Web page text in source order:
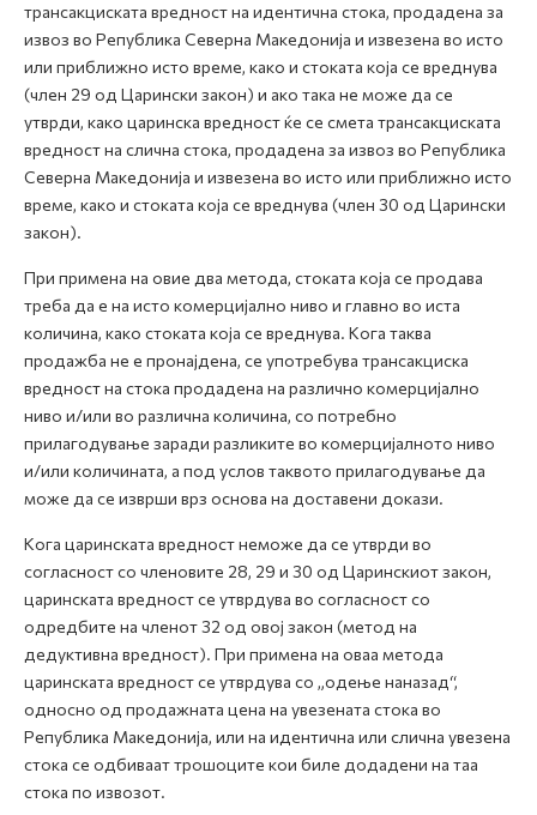
трансакциската вредност на идентична стока, продадена за
извоз во Република Северна Македонија и извезена во исто
или приближно исто време, како и стоката која се вреднува
(член 29 од Царински закон) и ако така не може да се
утврди, како царинска вредност ќе се смета трансакциската
вредност на слична стока, продадена за извоз во Република
Северна Македонија и извезена во исто или приближно исто
време, како и стоката која се вреднува (член 30 од Царински
закон).
При примена на овие два метода, стоката која се продава
треба да е на исто комерцијално ниво и главно во иста
количина, како стоката која се вреднува. Кога таква
продажба не е пронајдена, се употребува трансакциска
вредност на стока продадена на различно комерцијално
ниво и/или во различна количина, со потребно
прилагодување заради разликите во комерцијалното ниво
и/или количината, а под услов таквото прилагодување да
може да се изврши врз основа на доставени докази.
Кога царинската вредност неможе да се утврди во
согласност со членовите 28, 29 и 30 од Царинскиот закон,
царинската вредност се утврдува во согласност со
одредбите на членот 32 од овој закон (метод на
дедуктивна вредност). При примена на оваа метода
царинската вредност се утврдува со „одење наназад“,
односно од продажната цена на увезената стока во
Република Македонија, или на идентична или слична увезена
стока се одбиваат трошоците кои биле додадени на таа
стока по извозот.